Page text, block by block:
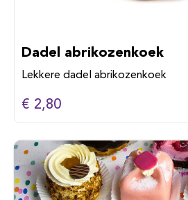
Dadel abrikozenkoek
Lekkere dadel abrikozenkoek
€ 2,80